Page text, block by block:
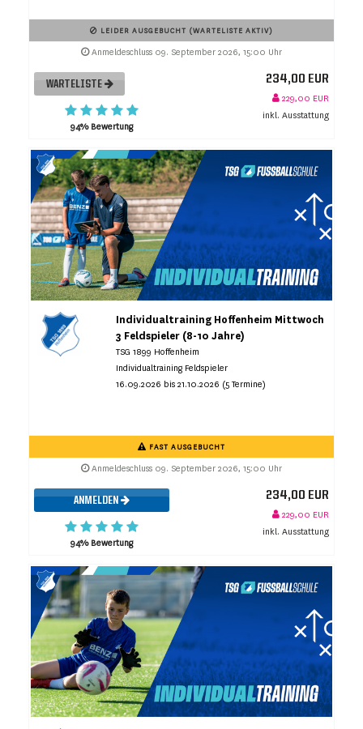
LEIDER AUSGEBUCHT (WARTELISTE AKTIV)
Anmeldeschluss 09. September 2026, 15:00 Uhr
WARTELISTE
94% Bewertung
234,00 EUR
229,00 EUR
inkl. Ausstattung
Individualtraining Hoffenheim Mittwoch
3 Feldspieler (8-10 Jahre)
TSG 1899 Hoffenheim
Individualtraining Feldspieler
16.09.2026 bis 21.10.2026 (5 Termine)
FAST AUSGEBUCHT
Anmeldeschluss 09. September 2026, 15:00 Uhr
ANMELDEN
94% Bewertung
234,00 EUR
229,00 EUR
inkl. Ausstattung